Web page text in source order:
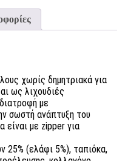
χωρίς δημητριακά για
ως λιχουδιές
με
σωστή ανάπτυξη του
με zipper για
25% (ελάφι 5%), ταπιόκα,